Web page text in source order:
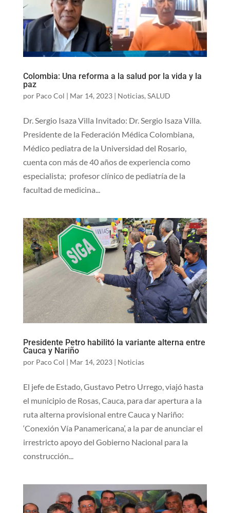
Colombia: Una reforma a la salud por la vida y la
paz
por Paco Col | Mar 14, 2023| Noticias, SALUD
Dr. Sergio Isaza Villa Invitado: Dr. Sergio Isaza Villa.
Presidente de la Federación Médica Colombiana,
Médico pediatra de la Universidad del Rosario,
cuenta con más de 40 años de experiencia como
especialista; profesor clínico de pediatría de la
facultad de medicina...
Presidente Petro habilitó la variante alterna entre
Cauca y Nariño
por Paco Col | Mar 14, 2023| Noticias
El jefe de Estado, Gustavo Petro Urrego, viajó hasta
el municipio de Rosas, Cauca, para dar apertura a la
ruta alterna provisional entre Cauca y Nariño:
‘Conexión Vía Panamericana’, a la par de anunciar el
irrestricto apoyo del Gobierno Nacional para la
construcción...